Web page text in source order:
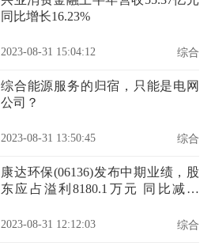
同比增长16.23%
2023-08-31 15:04:12 综合
综合能源服务的归宿，只能是电网
公司？
2023-08-31 13:50:45 综合
康达环保(06136)发布中期业绩，股
东应占溢利8180.1万元 同比减少
2023-08-31 12:12:03 综合